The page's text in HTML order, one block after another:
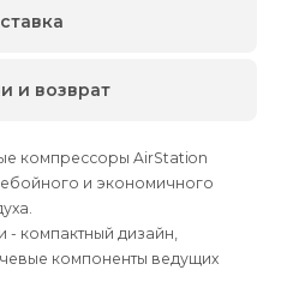
компрессоры AirStation
и экономичного
- компактный дизайн,
компоненты ведущих
и возврат